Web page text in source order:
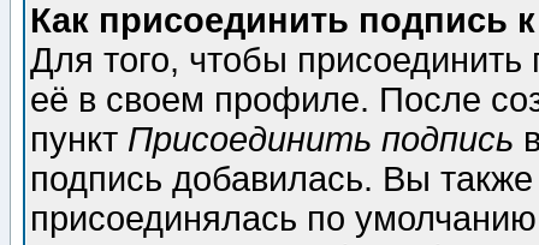
Как присоединить подпись
Для того, чтобы
её в своем профиле. После
пункт Присоединить подпись
подпись добавилась. Вы
присоединялась по